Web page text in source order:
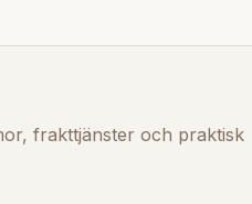
frakttjänster och praktisk